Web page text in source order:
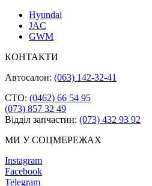
Hyundai
JAC
GWM
КОНТАКТИ
Автосалон: (063) 142-32-41
СТО: (0462) 66 54 95
(073) 857 32 49
Відділ запчастин: (073) 432 93 92
МИ У СОЦМЕРЕЖАХ
Instagram
Facebook
Telegram